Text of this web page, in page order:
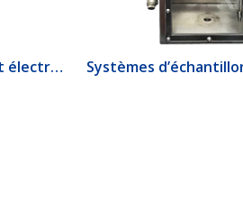
1520 Interrupteur de débit électrique